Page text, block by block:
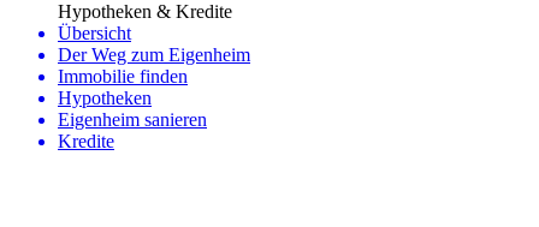
Hypotheken & Kredite
Übersicht
Der Weg zum Eigenheim
Immobilie finden
Hypotheken
Eigenheim sanieren
Kredite